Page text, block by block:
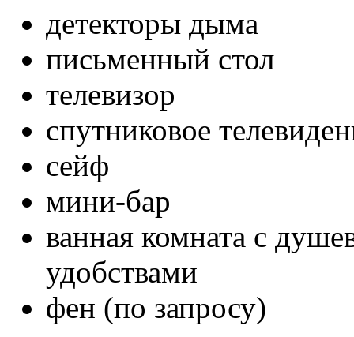
детекторы дыма
письменный стол
телевизор
спутниковое
сейф
мини-бар
ванная комната с
удобствами
фен (по запросу)